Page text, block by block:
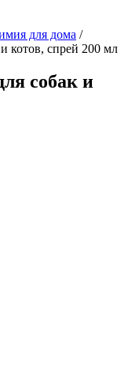
для дома /
котов, спрей 200 мл
собак и